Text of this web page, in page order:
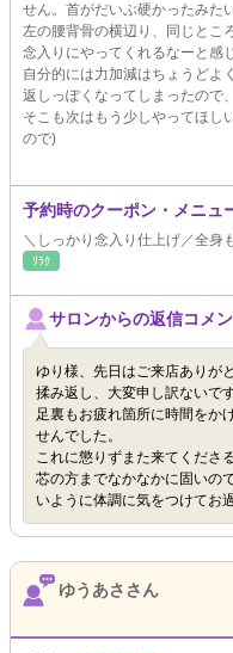
せん。首がだいぶ硬かったみた
左の腰背骨の横辺り、同じとこ
念入りにやってくれるなーと感
自分的には力加減はちょうどよ
返しっぽくなってしまったので
そこも次はもう少しやってほし
ので)
予約時のクーポン・メニュ
＼しっかり念入り仕上げ／全
ﾘﾗｸ
サロンからの返信コメ
ゆり様、先日はご来店ありが
揉み返し、大変申し訳ないです
足裏もお疲れ箇所に時間をか
せんでした。
これに懲りずまた来てくださ
芯の方までなかなかに固いの
いように体調に気をつけてお
ゆうあささん